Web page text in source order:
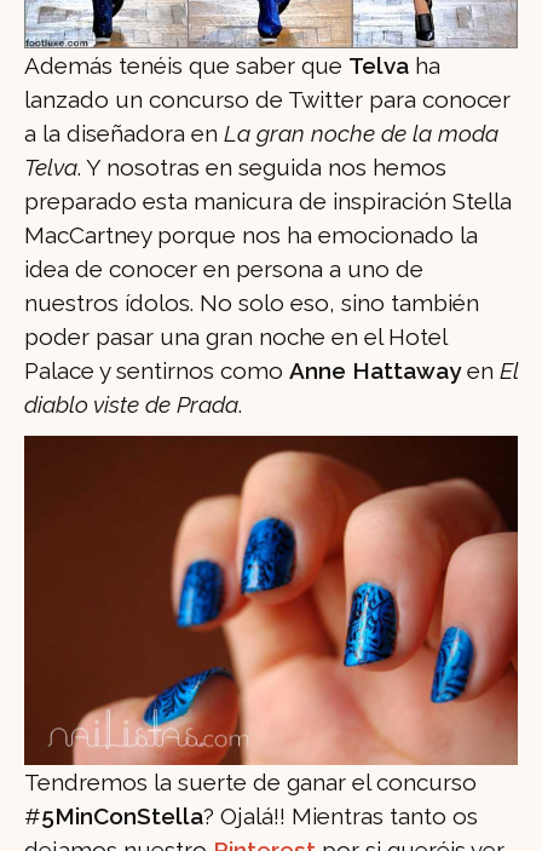
Además tenéis que saber que Telva ha
lanzado un concurso de Twitter para conocer
a la diseñadora en La gran noche de la moda
Telva. Y nosotras en seguida nos hemos
preparado esta manicura de inspiración Stella
MacCartney porque nos ha emocionado la
idea de conocer en persona a uno de
nuestros ídolos. No solo eso, sino también
poder pasar una gran noche en el Hotel
Palace y sentirnos como Anne Hattawayen El
diablo viste de Prada.
Tendremos la suerte de ganar el concurso
#5MinConStella? Ojalá!! Mientras tanto os